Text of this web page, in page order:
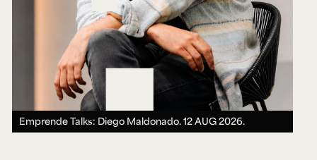
Emprende Talks: Diego Maldonado.12 AUG 2026.